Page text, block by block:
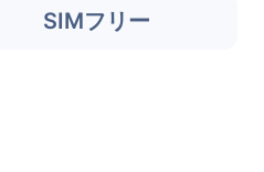
SIMフリー